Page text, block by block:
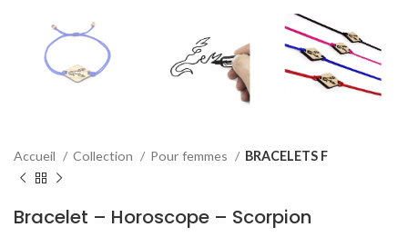
Accueil Collection Pour femmes BRACELETS F
Bracelet – Horoscope – Scorpion